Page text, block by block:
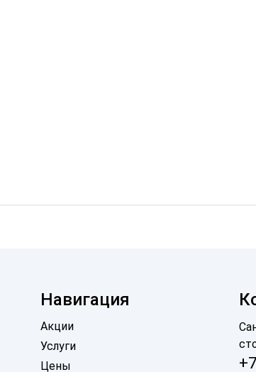
Навигация
Акции
Услуги
Цены